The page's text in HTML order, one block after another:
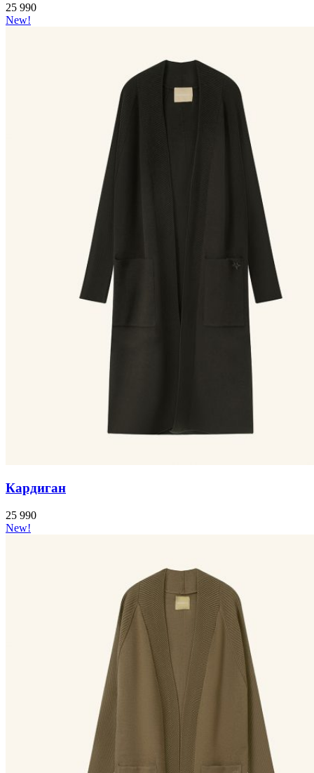
25 990
New!
Кардиган
25 990
New!